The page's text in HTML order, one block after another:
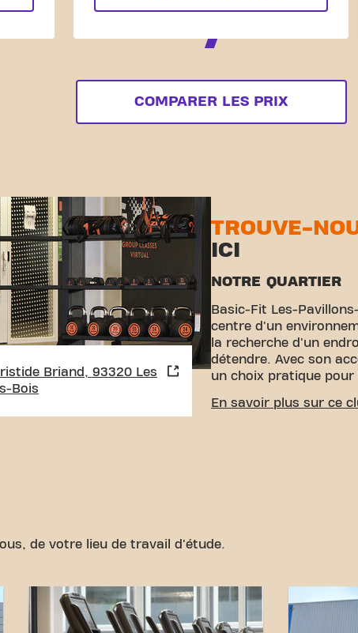
COMPARER LES PRIX
Briand, 93320 Les
Bois
TROUVE-
ICI
NOTRE QUARTIER
Basic-Fit Les-
centre d'un
la recherche d'un
détendre. Avec son
un choix pratique
ACCESSIBILITÉ
commun. Avec notre
au Basic-Fit Les-
partie de notre
En savoir plus sur ce
de votre lieu de travail d'étude.